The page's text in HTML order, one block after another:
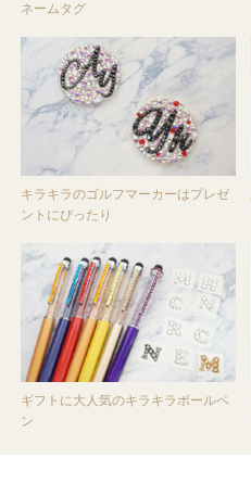
ネームタグ
キラキラのゴルフマーカーはプレゼ
ントにぴったり
ギフトに大人気のキラキラボールペ
ン